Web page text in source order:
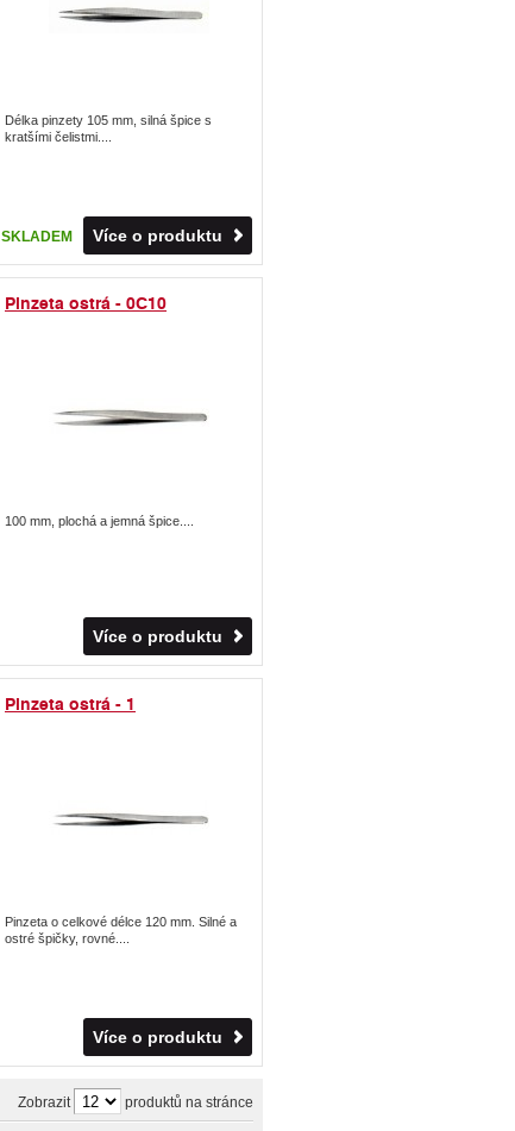
Délka pinzety 105 mm, silná špice s
kratšími čelistmi....
SKLADEM Více o produktu
Pinzeta ostrá - 0C10
100 mm, plochá a jemná špice....
Více o produktu
Pinzeta ostrá - 1
Pinzeta o celkové délce 120 mm. Silné a
ostré špičky, rovné....
Více o produktu
Zobrazit produktů na stránce